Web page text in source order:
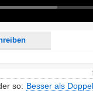
Kommentare erscheinen.
so: Besser als